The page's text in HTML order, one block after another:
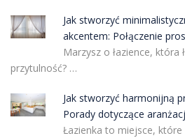
Jak stworzyć
akcentem: Połączenie
Marzysz o łazience, która
przytulność? …
Jak stworzyć harmonijną
Porady dotyczące
Łazienka to miejsce,